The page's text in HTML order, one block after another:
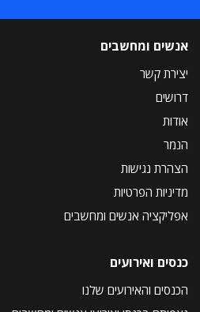
אנשים ומחשבים
יצירת קשר
דרושים
אודות
הנמר
הצהרת נגישות
מדיניות הפרטיות
אפליקציה אנשים ומחשבים
כנסים ואירועים
הכנסים והאירועים שלנו